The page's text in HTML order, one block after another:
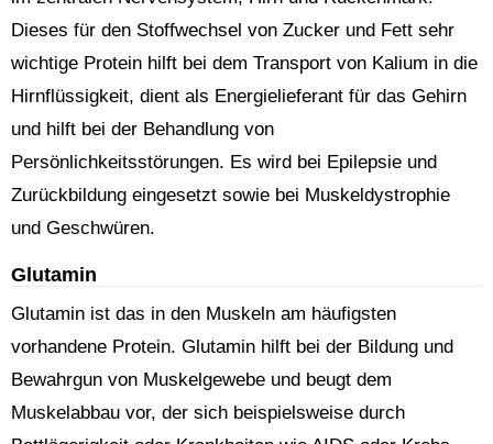
Dieses für den Stoffwechsel von Zucker und Fett sehr
wichtige Protein hilft bei dem Transport von Kalium in die
Hirnflüssigkeit, dient als Energielieferant für das Gehirn
und hilft bei der Behandlung von
Persönlichkeitsstörungen. Es wird bei Epilepsie und
Zurückbildung eingesetzt sowie bei Muskeldystrophie
und Geschwüren.
Glutamin
Glutamin ist das in den Muskeln am häufigsten
vorhandene Protein. Glutamin hilft bei der Bildung und
Bewahrgun von Muskelgewebe und beugt dem
Muskelabbau vor, der sich beispielsweise durch